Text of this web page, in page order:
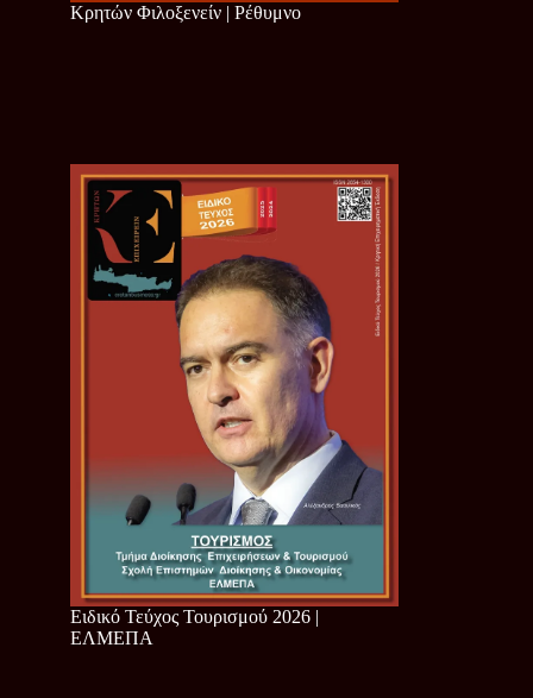
Κρητών Φιλοξενείν | Ρέθυμνο
Ειδικό Τεύχος Τουρισμού 2026 |
ΕΛΜΕΠΑ